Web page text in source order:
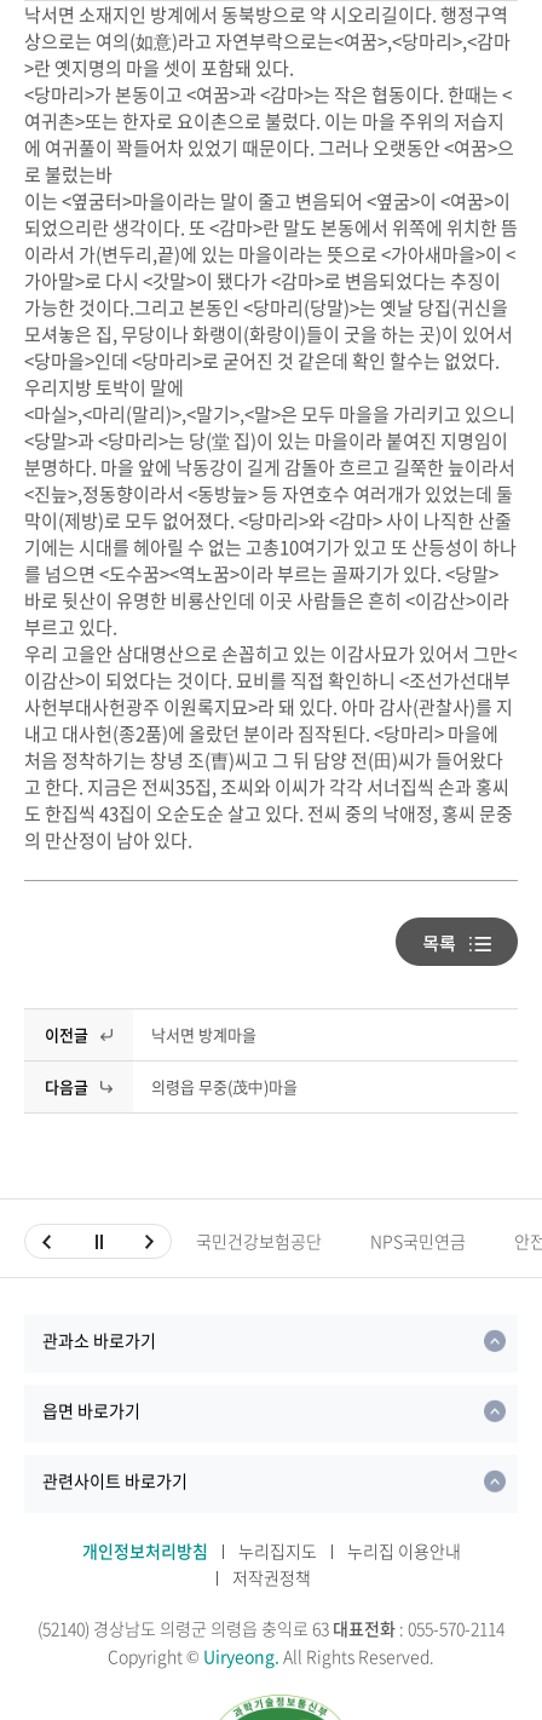
낙서면 소재지인 방계에서 동북방으로 약 시오리길이다. 행정구역
상으로는 여의(如意)라고 자연부락으로는<여꿈>,<당마리>,<감마
>란 옛지명의 마을 셋이 포함돼 있다.
<당마리>가 본동이고 <여꿈>과 <감마>는 작은 협동이다. 한때는 <
여귀촌>또는 한자로 요이촌으로 불렀다. 이는 마을 주위의 저습지
에 여귀풀이 꽉들어차 있었기 때문이다. 그러나 오랫동안 <여꿈>으
로 불렀는바
이는 <옆굼터>마을이라는 말이 줄고 변음되어 <옆굼>이 <여꿈>이
되었으리란 생각이다. 또 <감마>란 말도 본동에서 위쪽에 위치한 뜸
이라서 가(변두리,끝)에 있는 마을이라는 뜻으로 <가아새마을>이 <
가아말>로 다시 <갓말>이 됐다가 <감마>로 변음되었다는 추징이
가능한 것이다.그리고 본동인 <당마리(당말)>는 옛날 당집(귀신을
모셔놓은 집, 무당이나 화랭이(화랑이)들이 굿을 하는 곳)이 있어서
<당마을>인데 <당마리>로 굳어진 것 같은데 확인 할수는 없었다.
우리지방 토박이 말에
<마실>,<마리(말리)>,<말기>,<말>은 모두 마을을 가리키고 있으니
<당말>과 <당마리>는 당(堂 집)이 있는 마을이라 붙여진 지명임이
분명하다. 마을 앞에 낙동강이 길게 감돌아 흐르고 길쭉한 늪이라서
<진늪>,정동향이라서 <동방늪> 등 자연호수 여러개가 있었는데 둘
막이(제방)로 모두 없어졌다. <당마리>와 <감마> 사이 나직한 산줄
기에는 시대를 헤아릴 수 없는 고총10여기가 있고 또 산등성이 하나
를 넘으면 <도수꿈><역노꿈>이라 부르는 골짜기가 있다. <당말>
바로 뒷산이 유명한 비룡산인데 이곳 사람들은 흔히 <이감산>이라
부르고 있다.
우리 고을안 삼대명산으로 손꼽히고 있는 이감사묘가 있어서 그만<
이감산>이 되었다는 것이다. 묘비를 직접 확인하니 <조선가선대부
사헌부대사헌광주 이원록지묘>라 돼 있다. 아마 감사(관찰사)를 지
내고 대사헌(종2품)에 올랐던 분이라 짐작된다. <당마리> 마을에
처음 정착하기는 창녕 조(曺)씨고 그 뒤 담양 전(田)씨가 들어왔다
고 한다. 지금은 전씨35집, 조씨와 이씨가 각각 서너집씩 손과 홍씨
도 한집씩 43집이 오순도순 살고 있다. 전씨 중의 낙애정, 홍씨 문중
의 만산정이 남아 있다.
이전글 낙서면 방계마을
다음글 의령읍 무중(茂中)마을
국민건강보험공단 NPS국민연금 안
관과소 바로가기
읍면 바로가기
관련사이트 바로가기
개인정보처리방침 누리집지도
누리집 이용안내
저작권정책
(52140) 경상남도 의령군 의령읍 충익로 63 대표전화 : 055-570-2114
Copyright © Uiryeong. All Rights Reserved.